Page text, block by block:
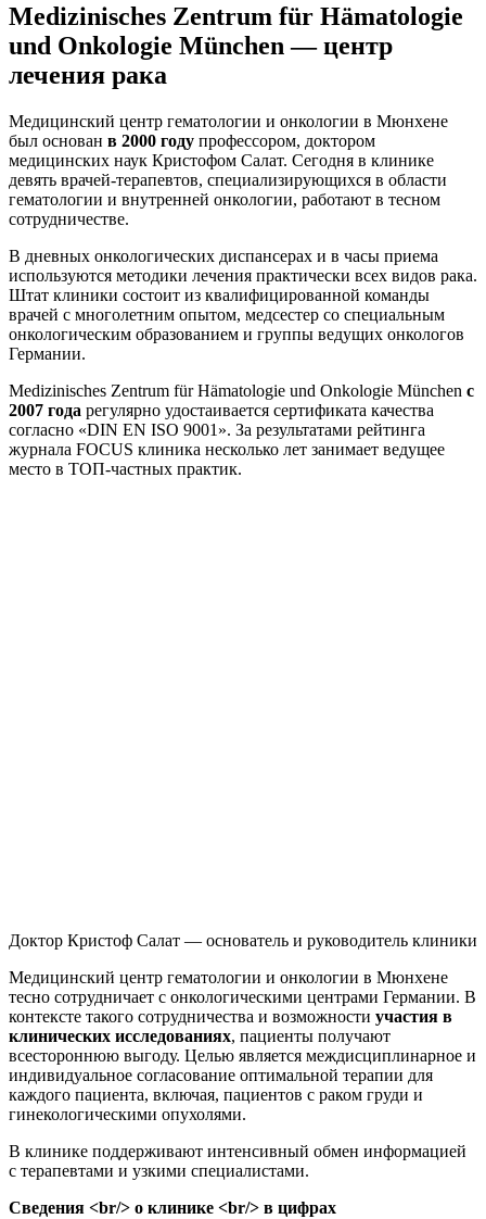
Medizinisches Zentrum für Hämatologie
und Onkologie München — центр
лечения рака
Медицинский центр гематологии и онкологии в Мюнхене
был основан в 2000 году профессором, доктором
медицинских наук Кристофом Салат. Сегодня в клинике
девять врачей-терапевтов, специализирующихся в области
гематологии и внутренней онкологии, работают в тесном
сотрудничестве.
В дневных онкологических диспансерах и в часы приема
используются методики лечения практически всех видов рака.
Штат клиники состоит из квалифицированной команды
врачей с многолетним опытом, медсестер со специальным
онкологическим образованием и группы ведущих онкологов
Германии.
Medizinisches Zentrum für Hämatologie und Onkologie München с
2007 года регулярно удостаивается сертификата качества
согласно «DIN EN ISO 9001». За результатами рейтинга
журнала FOCUS клиника несколько лет занимает ведущее
место в ТОП-частных практик.
Доктор Кристоф Салат — основатель и руководитель клиники
Медицинский центр гематологии и онкологии в Мюнхене
тесно сотрудничает с онкологическими центрами Германии. В
контексте такого сотрудничества и возможности участия в
клинических исследованиях, пациенты получают
всестороннюю выгоду. Целью является междисциплинарное и
индивидуальное согласование оптимальной терапии для
каждого пациента, включая, пациентов с раком груди и
гинекологическими опухолями.
В клинике поддерживают интенсивный обмен информацией
с терапевтами и узкими специалистами.
Сведения <br/> о клинике <br/> в цифрах